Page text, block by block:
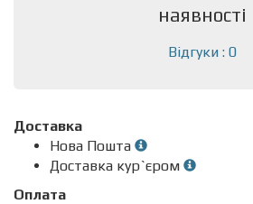
наявності
Відгуки : 0
Доставка
Нова Пошта
Доставка кур`єром
Оплата